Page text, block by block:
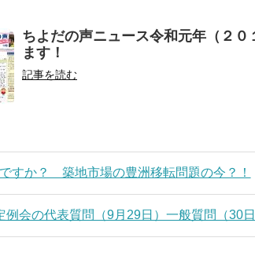
ちよだの声ニュース令和元年（２
ます！
記事を読む
すか？ 築地市場の豊洲移転問題の今？！
例会の代表質問（9月29日）一般質問（30